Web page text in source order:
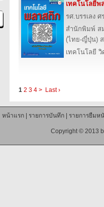
เทคโนโลยีพ
รศ.บรรเลง ศ
สำนักพิมพ์ ส
(ไทย-ญี่ปุ่น)
เทคโนโลยี
1 2 3 4 > Last ›
หน้าแรก| รายการบันทึก| รายการยืมห
Copyright © 2013